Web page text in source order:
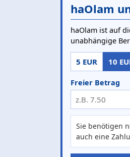
haOlam
haOlam ist auf
unabhängige
5 EUR 10
Freier Betrag
Sie benötigen
auch eine